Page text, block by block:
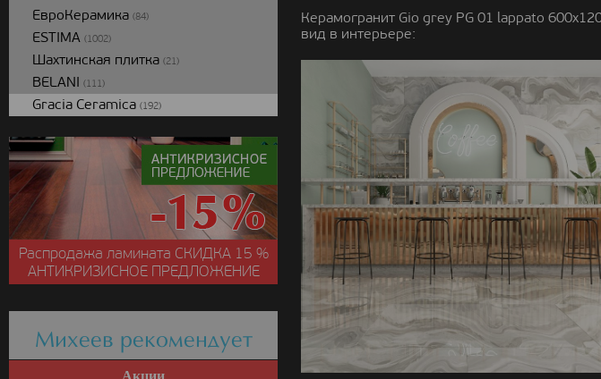
Керамогранит Gio grey PG 01 lappato
вид в интерьере:
ЕвроКерамика (84)
ESTIMA (1002)
Шахтинская плитка (21)
BELANI (111)
Gracia Ceramica (192)
Распродажа ламината СКИДКА15 %
АНТИКРИЗИСНОЕ ПРЕДЛОЖЕНИЕ
Михеев рекомендует
Акции